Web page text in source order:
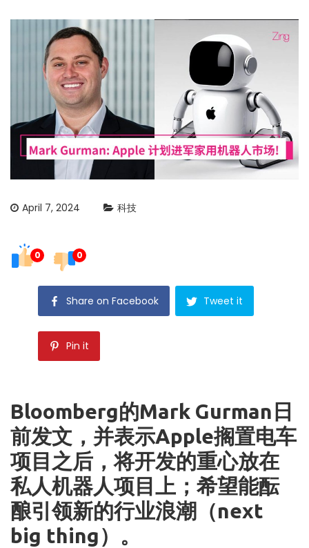
April 7, 2024 科技
0 0
Share on Facebook Tweet it
Pin it
Bloomberg的Mark Gurman日
前发文，并表示Apple搁置电车
项目之后，将开发的重心放在
私人机器人项目上； 希望能酝
酿引领新的行业浪潮（next
big thing）。